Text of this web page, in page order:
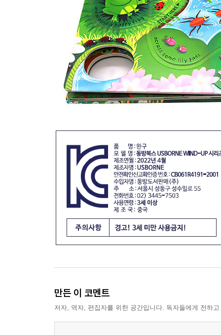
만든 이 코멘트
저자, 역자, 편집자를 위한 공간입니다. 독자들에게 전하